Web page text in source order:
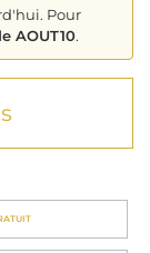
Pour
AOUT10.